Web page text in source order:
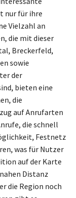
nur für ihre
Vielzahl an
die mit dieser
Breckerfeld,
sowie
der
bieten eine
die
auf Anrufarten
die schnell
Festnetz
was für Nutzer
auf der Karte
Distanz
die Region noch